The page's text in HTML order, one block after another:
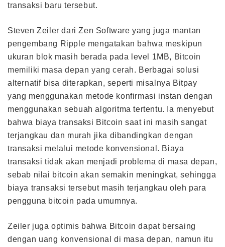
transaksi baru tersebut.
Steven Zeiler dari Zen Software yang juga mantan
pengembang Ripple mengatakan bahwa meskipun
ukuran blok masih berada pada level 1MB, Bitcoin
memiliki masa depan yang cerah. Berbagai solusi
alternatif bisa diterapkan, seperti misalnya Bitpay
yang menggunakan metode konfirmasi instan dengan
menggunakan sebuah algoritma tertentu. Ia menyebut
bahwa biaya transaksi Bitcoin saat ini masih sangat
terjangkau dan murah jika dibandingkan dengan
transaksi melalui metode konvensional. Biaya
transaksi tidak akan menjadi problema di masa depan,
sebab nilai bitcoin akan semakin meningkat, sehingga
biaya transaksi tersebut masih terjangkau oleh para
pengguna bitcoin pada umumnya.
Zeiler juga optimis bahwa Bitcoin dapat bersaing
dengan uang konvensional di masa depan, namun itu